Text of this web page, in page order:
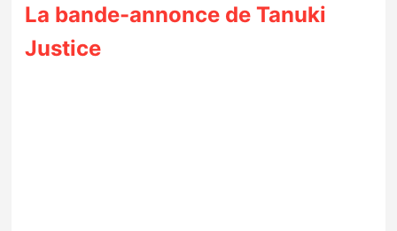
La bande-annonce de Tanuki
Justice